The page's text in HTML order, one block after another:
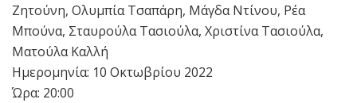
Ζητούνη, Ολυμπία Τσαπάρη, Μάγδα Ντίνου, Ρέα
Μπούνα, Σταυρούλα Τασιούλα, Χριστίνα Τασιούλα,
Ματούλα Καλλή
Ημερομηνία: 10 Οκτωβρίου 2022
Ώρα: 20:00